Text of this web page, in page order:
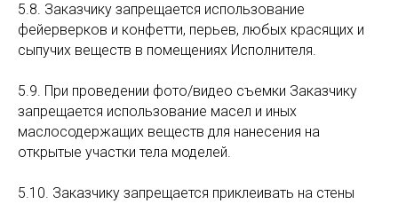
5.8. Заказчику запрещается использование
фейерверков и конфетти, перьев, любых красящих и
сыпучих веществ в помещениях Исполнителя.
5.9. При проведении фото/видео съемки Заказчику
запрещается использование масел и иных
маслосодержащих веществ для нанесения на
открытые участки тела моделей.
5.10. Заказчику запрещается приклеивать на стены